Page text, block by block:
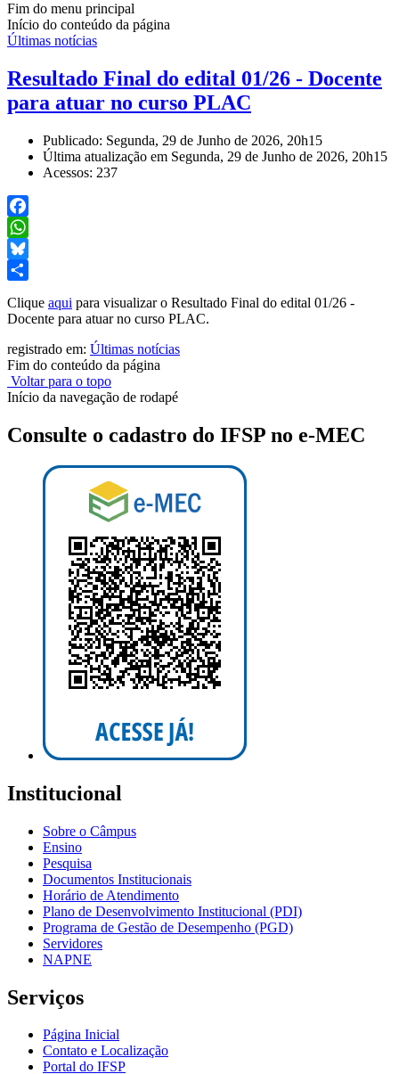
Fim do menu principal
Início do conteúdo da página
Últimas notícias
Resultado Final do edital 01/26 - Docente
para atuar no curso PLAC
Publicado: Segunda, 29 de Junho de 2026, 20h15
Última atualização em Segunda, 29 de Junho de 2026, 20h15
Acessos: 237
Facebook
WhatsApp
Bluesky
Clique aqui para visualizar o Resultado Final do edital 01/26 -
Docente para atuar no curso PLAC.
registrado em: Últimas notícias
Fim do conteúdo da página
Voltar para o topo
Início da navegação de rodapé
Consulte o cadastro do IFSP no e-MEC
Institucional
Sobre o Câmpus
Ensino
Pesquisa
Documentos Institucionais
Horário de Atendimento
Plano de Desenvolvimento Institucional (PDI)
Programa de Gestão de Desempenho (PGD)
Servidores
NAPNE
Serviços
Página Inicial
Contato e Localização
Portal do IFSP